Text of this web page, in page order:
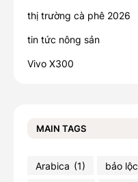
thị trường cà phê 2026
tin tức nông sản
Vivo X300
MAIN TAGS
Arabica (1) bảo lộc